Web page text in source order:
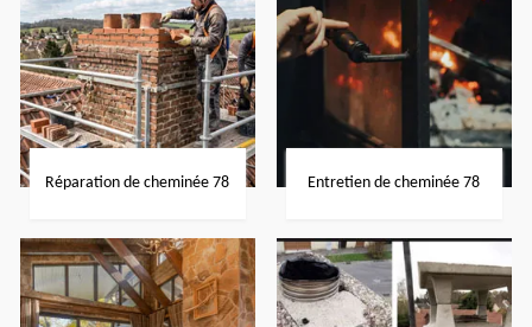
Réparation de cheminée 78 Entretien de cheminée 78